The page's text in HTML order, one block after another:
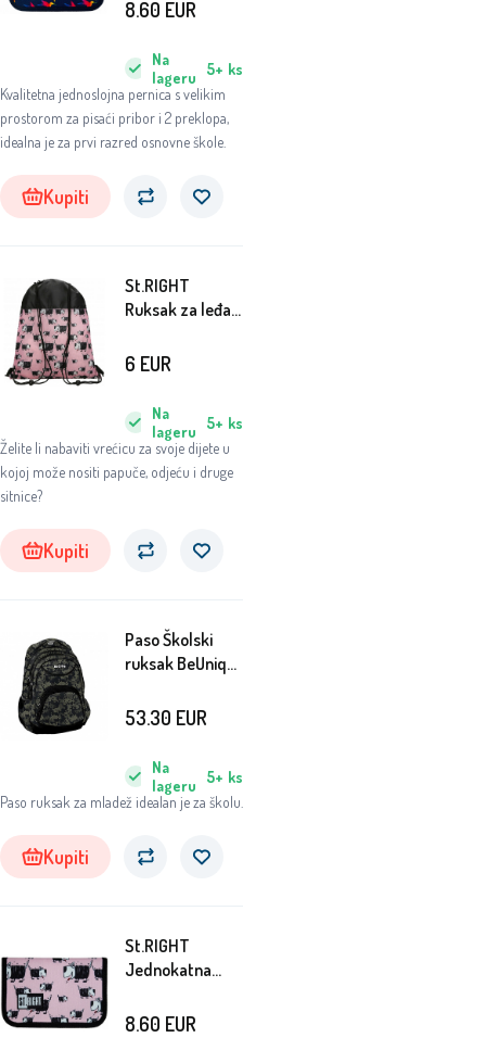
Kvalitetna jednoslojna pernica s velikim
prostorom za pisaći pribor i 2 preklopa,
idealna je za prvi razred osnovne škole.
Na
lageru
5+ ks
8.60 EUR
Kupiti
St.RIGHT
Ruksak za leđa
Želite li nabaviti vrećicu za svoje dijete u
kojoj može nositi papuče, odjeću i druge
sitnice?
Na
lageru
5+ ks
6 EUR
Kupiti
Paso Školski
ruksak BeUniq
Paso ruksak za mladež idealan je za školu.
Na
lageru
5+ ks
53.30 EUR
Kupiti
St.RIGHT
Jednokatna
8.60 EUR